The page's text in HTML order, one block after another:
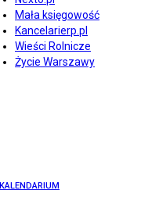
Mała księgowość
Kancelarierp.pl
Wieści Rolnicze
Życie Warszawy
KALENDARIUM